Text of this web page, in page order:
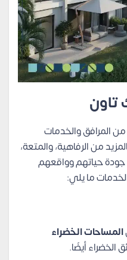
المرافق والخدمات
من الرفاهية، والمتعة،
حياتهم وواقعهم
ما يلي:
المساحات الخضراء
الخضراء أيضًا.